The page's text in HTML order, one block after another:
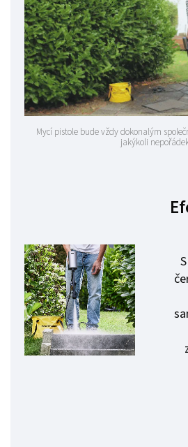
Mycí pistole bude vždy dokonalým
jakýkoli